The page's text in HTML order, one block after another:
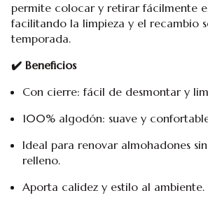
permite colocar y retirar fácilmente
facilitando la limpieza y el recambio
temporada.
✔️ Beneficios
Con cierre: fácil de desmontar y
100% algodón: suave y
Ideal para renovar almohadones
relleno.
Aporta calidez y estilo al ambiente.